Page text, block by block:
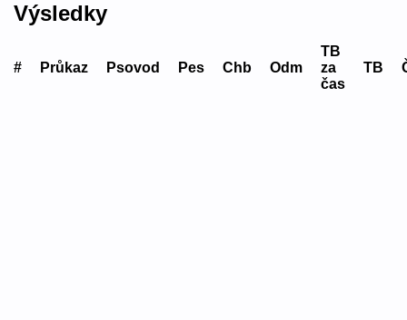
Výsledky
# Průkaz Psovod Pes Chb Odm
TB
za
čas
TB